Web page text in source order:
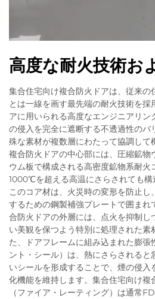
高度な耐火技術お
集合住宅向け複合防火ドアは、従来の
とは一線を画す最先端の耐火技術を採
アに用いられる高度なエンジニアリン
の侵入を完全に遮断する不透過性のバ
殊な素材が複数層にわたって協調して
複合防火ドアの中心部には、圧縮鉱物
ウム板で構成される高密度鉱物系耐火
1000℃を超える高温にさらされても構
このコア材は、火災時の変形を防止
するための鋼製補強プレートで囲まれ
合防火ドアの外層には、点火を抑制し
い美観を保つよう特別に処理された素
た、ドアフレームに組み込まれた膨張
ント・シール）は、熱にさらされる
いシールを形成することで、煙の侵
化機能を維持します。集合住宅向け複
（ファイア・レーティング）は通常